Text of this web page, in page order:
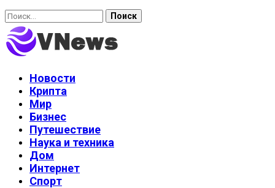
Найти:
Новости
Крипта
Мир
Бизнес
Путешествие
Наука и техника
Дом
Интернет
Спорт